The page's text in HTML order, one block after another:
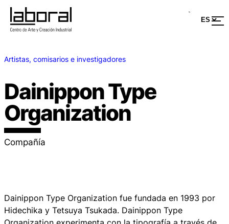
Artistas, comisarios e investigadores
Dainippon Type
Organization
Compañía
Dainippon Type Organization fue fundada en 1993 por
Hidechika y Tetsuya Tsukada. Dainippon Type